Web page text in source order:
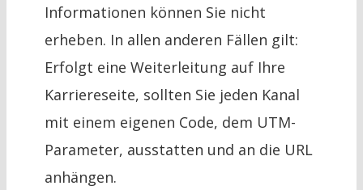
Informationen können Sie nicht
erheben. In allen anderen Fällen gilt:
Erfolgt eine Weiterleitung auf Ihre
Karriereseite, sollten Sie jeden Kanal
mit einem eigenen Code, dem UTM-
Parameter, ausstatten und an die URL
anhängen.